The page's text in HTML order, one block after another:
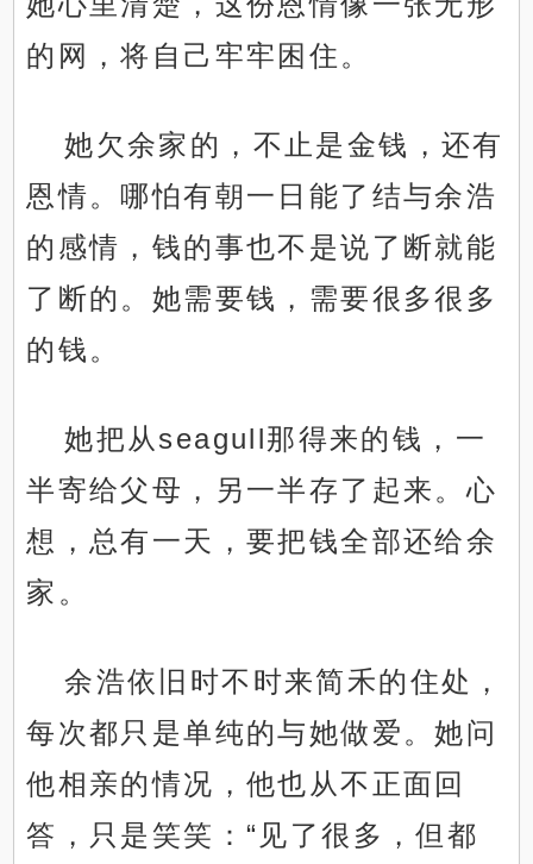
的网，将自己牢牢困住。
她欠余家的，不止是金钱，还有
恩情。哪怕有朝一日能了结与余浩
的感情，钱的事也不是说了断就能
了断的。她需要钱，需要很多很多
的钱。
她把从seagull那得来的钱，一
半寄给父母，另一半存了起来。心
想，总有一天，要把钱全部还给余
家。
余浩依旧时不时来简禾的住处，
每次都只是单纯的与她做爱。她问
他相亲的情况，他也从不正面回
答，只是笑笑：“见了很多，但都